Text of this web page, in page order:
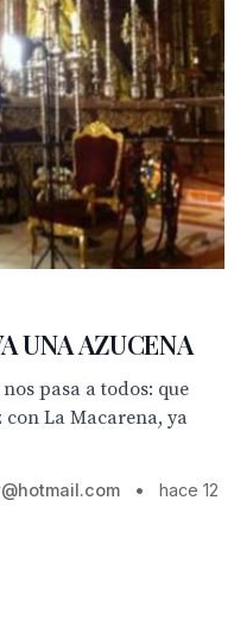
UNA AZUCENA
pasa a todos: que
La Macarena, ya
•
hace 12